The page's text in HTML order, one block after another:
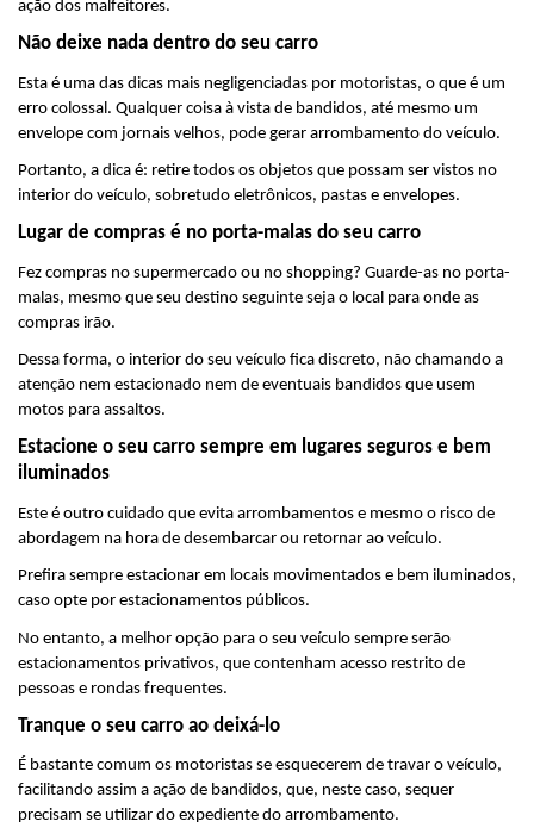
ação dos malfeitores.
Não deixe nada dentro do seu carro
Esta é uma das dicas mais negligenciadas por motoristas, o que é um
erro colossal. Qualquer coisa à vista de bandidos, até mesmo um
envelope com jornais velhos, pode gerar arrombamento do veículo.
Portanto, a dica é: retire todos os objetos que possam ser vistos no
interior do veículo, sobretudo eletrônicos, pastas e envelopes.
Lugar de compras é no porta-malas do seu carro
Fez compras no supermercado ou no shopping? Guarde-as no porta-
malas, mesmo que seu destino seguinte seja o local para onde as
compras irão.
Dessa forma, o interior do seu veículo fica discreto, não chamando a
atenção nem estacionado nem de eventuais bandidos que usem
motos para assaltos.
Estacione o seu carro sempre em lugares seguros e bem
iluminados
Este é outro cuidado que evita arrombamentos e mesmo o risco de
abordagem na hora de desembarcar ou retornar ao veículo.
Prefira sempre estacionar em locais movimentados e bem iluminados,
caso opte por estacionamentos públicos.
No entanto, a melhor opção para o seu veículo sempre serão
estacionamentos privativos, que contenham acesso restrito de
pessoas e rondas frequentes.
Tranque o seu carro ao deixá-lo
É bastante comum os motoristas se esquecerem de travar o veículo,
facilitando assim a ação de bandidos, que, neste caso, sequer
precisam se utilizar do expediente do arrombamento.